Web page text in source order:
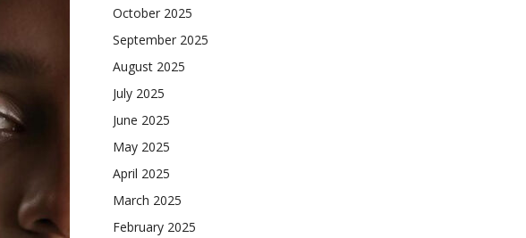
October 2025
September 2025
August 2025
July 2025
June 2025
May 2025
April 2025
March 2025
February 2025